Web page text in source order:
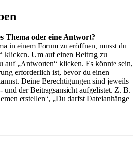
Thema oder eine Antwort?
in einem Forum zu eröffnen, musst du
klicken. Um auf einen Beitrag zu
auf „Antworten“ klicken. Es könnte sein,
erforderlich ist, bevor du einen
Deine Berechtigungen sind jeweils
und der Beitragsansicht aufgelistet. Z. B.
erstellen“, „Du darfst Dateianhänge